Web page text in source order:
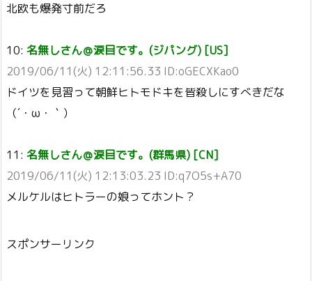
北欧も爆発寸前だろ
10: 名無しさん＠涙目です。(ジパング) [US]
2019/06/11(火) 12:11:56.33 ID:oGECXKao0
ドイツを見習って朝鮮ヒトモドキを皆殺しにすべきだな
（´・ω・｀）
11: 名無しさん＠涙目です。(群馬県) [CN]
2019/06/11(火) 12:13:03.23 ID:q7O5s+A70
メルケルはヒトラーの娘ってホント？
スポンサーリンク